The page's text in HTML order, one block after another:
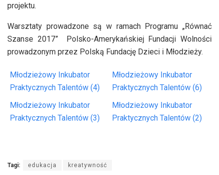
projektu.
Warsztaty prowadzone są w ramach Programu „Równać
Szanse 2017” Polsko-Amerykańskiej Fundacji Wolności
prowadzonym przez Polską Fundację Dzieci i Młodzieży.
Młodzieżowy Inkubator
Praktycznych Talentów (4)
Młodzieżowy Inkubator
Praktycznych Talentów (6)
Młodzieżowy Inkubator
Praktycznych Talentów (3)
Młodzieżowy Inkubator
Praktycznych Talentów (2)
Tagi: edukacja kreatywność